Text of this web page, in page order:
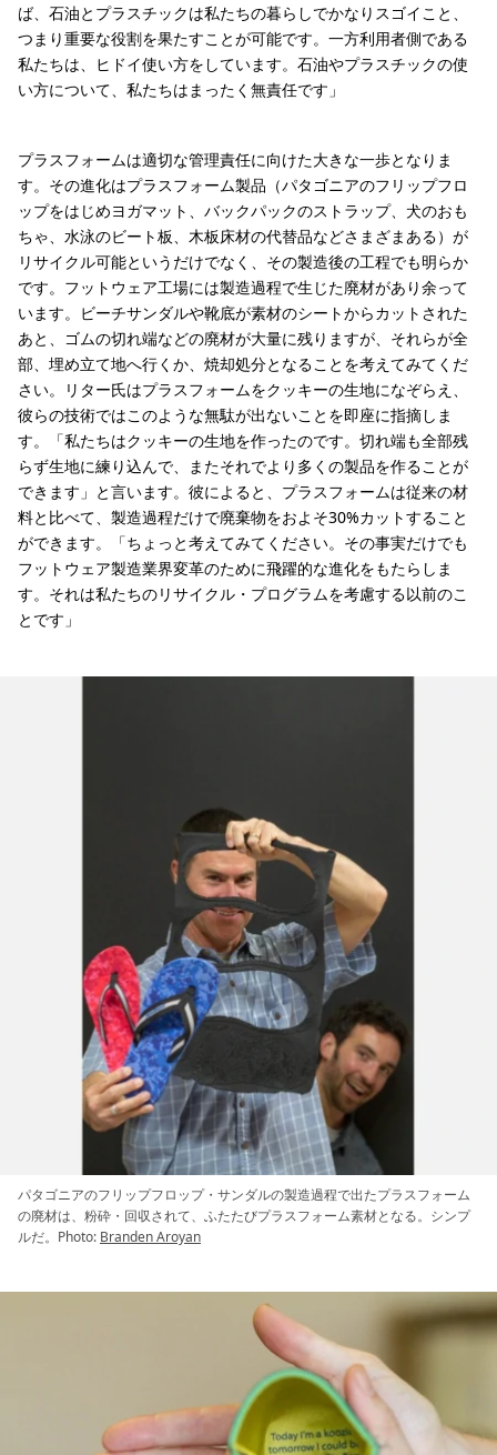
ば、石油とプラスチックは私たちの暮らしでかなりスゴイこと、
つまり重要な役割を果たすことが可能です。一方利用者側である
私たちは、ヒドイ使い方をしています。石油やプラスチックの使
い方について、私たちはまったく無責任です」
プラスフォームは適切な管理責任に向けた大きな一歩となりま
す。その進化はプラスフォーム製品（パタゴニアのフリップフロ
ップをはじめヨガマット、バックパックのストラップ、犬のおも
ちゃ、水泳のビート板、木板床材の代替品などさまざまある）が
リサイクル可能というだけでなく、その製造後の工程でも明らか
です。フットウェア工場には製造過程で生じた廃材があり余って
います。ビーチサンダルや靴底が素材のシートからカットされた
あと、ゴムの切れ端などの廃材が大量に残りますが、それらが全
部、埋め立て地へ行くか、焼却処分となることを考えてみてくだ
さい。リター氏はプラスフォームをクッキーの生地になぞらえ、
彼らの技術ではこのような無駄が出ないことを即座に指摘しま
す。「私たちはクッキーの生地を作ったのです。切れ端も全部残
らず生地に練り込んで、またそれでより多くの製品を作ることが
できます」と言います。彼によると、プラスフォームは従来の材
料と比べて、製造過程だけで廃棄物をおよそ30%カットすること
ができます。「ちょっと考えてみてください。その事実だけでも
フットウェア製造業界変革のために飛躍的な進化をもたらしま
す。それは私たちのリサイクル・プログラムを考慮する以前のこ
とです」
パタゴニアのフリップフロップ・サンダルの製造過程で出たプラスフォーム
の廃材は、粉砕・回収されて、ふたたびプラスフォーム素材となる。シンプ
ルだ。Photo: Branden Aroyan